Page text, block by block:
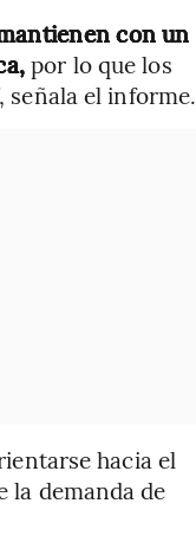
con un
por lo que los
señala el informe.
hacia el
la demanda de